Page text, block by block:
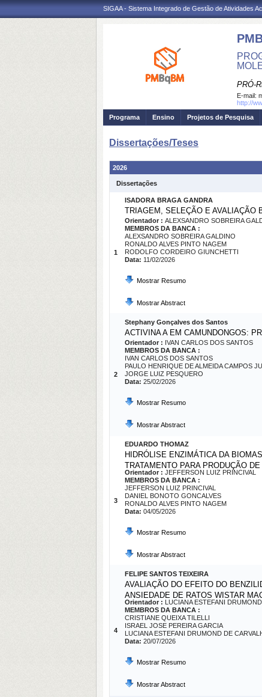
SIGAA - Sistema Integrado de Gestão de Atividades
PRÓ-
E-mail:
http://
Programa
Ensino Projetos de Pesquisa
Dissertações/Teses
2026
Dissertações
1
ISADORA BRAGA GANDRA
TRIAGEM, SELEÇÃO E AVALIAÇÃO
Orientador : ALEXSANDRO SOBREIRA
MEMBROS DA BANCA :
ALEXSANDRO SOBREIRA GALDINO
RONALDO ALVES PINTO NAGEM
RODOLFO CORDEIRO GIUNCHETTI
Data: 11/02/2026
Mostrar Resumo
Mostrar Abstract
2
Stephany Gonçalves dos Santos
ACTIVINA A EM CAMUNDONGOS:
Orientador : IVAN CARLOS DOS SANTOS
MEMBROS DA BANCA :
IVAN CARLOS DOS SANTOS
PAULO HENRIQUE DE ALMEIDA CAMPOS
JORGE LUIZ PESQUERO
Data: 25/02/2026
Mostrar Resumo
Mostrar Abstract
3
EDUARDO THOMAZ
HIDRÓLISE ENZIMÁTICA DA
TRATAMENTO PARA PRODUÇÃO
Orientador : JEFFERSON LUIZ PRINCIVAL
MEMBROS DA BANCA :
JEFFERSON LUIZ PRINCIVAL
DANIEL BONOTO GONCALVES
RONALDO ALVES PINTO NAGEM
Data: 04/05/2026
Mostrar Resumo
Mostrar Abstract
4
FELIPE SANTOS TEIXEIRA
AVALIAÇÃO DO EFEITO DO
ANSIEDADE DE RATOS WISTAR
Orientador : LUCIANA ESTEFANI
MEMBROS DA BANCA :
CRISTIANE QUEIXA TILELLI
ISRAEL JOSE PEREIRA GARCIA
LUCIANA ESTEFANI DRUMOND DE
Data: 20/07/2026
Mostrar Resumo
Mostrar Abstract